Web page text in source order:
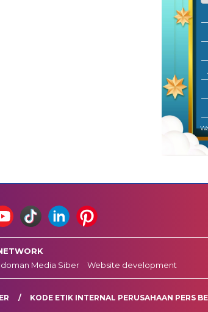
Media Siber Website development
KODE ETIK INTERNAL PERUSAHAAN PERS